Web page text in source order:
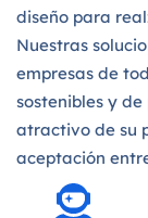
diseño para
Nuestras
empresas de
sostenibles y
atractivo de su
aceptación